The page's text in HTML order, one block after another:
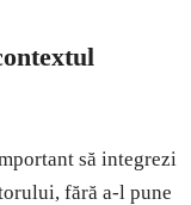
să integrezi
fără a-l pune